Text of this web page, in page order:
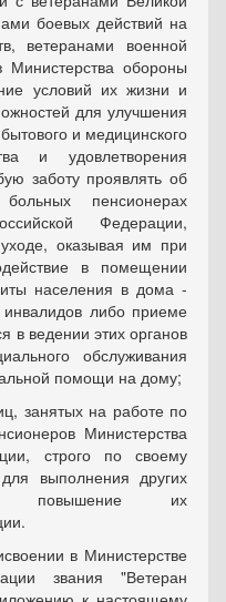
боевых действий на
ветеранами военной
обороны
условий их жизни и
для улучшения
и медицинского
и удовлетворения
заботу проявлять об
пенсионерах
Федерации,
оказывая им при
в помещении
населения в дома -
либо приеме
в ведении этих органов
обслуживания
помощи на дому;
занятых на работе по
Министерства
строго по своему
выполнения других
повышение их
в Министерстве
звания "Ветеран